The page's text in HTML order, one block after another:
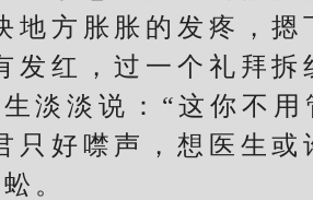
方胀胀的发疼，摁
发红，过一个礼拜拆
淡淡说：“这你不用
好噤声，想医生或
。